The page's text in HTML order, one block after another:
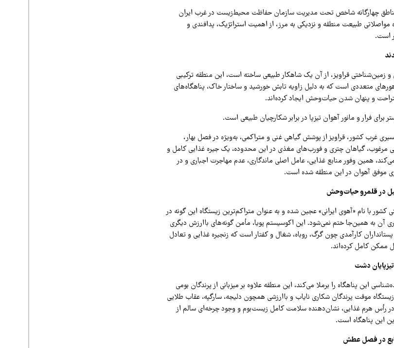
مناطق چهارگانه شاخص تحت مدیریت سازمان حفاظت محیط‌زیست در غرب ایران
مواصلاتی طبیعت منطقه و نزدیکی به مرز، از اهمیت استراتژیک، پدافندی و
است.
و زمین‌شناختی قراویز، از آن یک شاهکار طبیعی ساخته است، این منطقه ترکیبی
متعددی است که به دلیل زاویه تابش خورشید و ساختار خاک، پناهگاه‌های
و پنهان شدن حیات‌وحش ایجاد کرده‌اند.
برای فرار و مانور آهوان تیزپا در برابر شکارچیان طبیعی است.
غرب کشور، قراویز از پوشش گیاهی غنی و متراکمی، به‌ویژه در فصل بهار،
مرغوب، گیاهان چتری و فورب‌های مغذی در این محدوده، یک جیره غذایی کامل و
همین وفور منابع غذایی، عامل اصلی ماندگاری، عدم مهاجرت اجباری و در
موفق آهوان در این منطقه شده است.
در قلمرو حیات‌وحش
کشور با نام «آهوی ایرانی» عجین شده و به عنوان متراکم‌ترین زیستگاه این گونه در
آن به همین‌جا ختم نمی‌شود. این اکوسیستم پویا، مأمن گونه‌های باارزش دیگری
کارآمدی چون گرگ، روباه، شغال و کفتار است که زنجیره غذایی و تعادل
ممکن کامل کرده‌اند.
دشت
این پناهگاه را برملا می‌کند، این منطقه علاوه بر میزبانی از پرندگان بومی
زیستگاه موقت پرندگان شکاری نایاب و باارزشی همچون دلیجه، سارگپه، عقاب طلایی
در رأس هرم غذایی، نشان‌دهنده سلامت کامل زیست‌بوم و وجود چرخه‌ای سالم از
این پناهگاه است.
در فصل عطش